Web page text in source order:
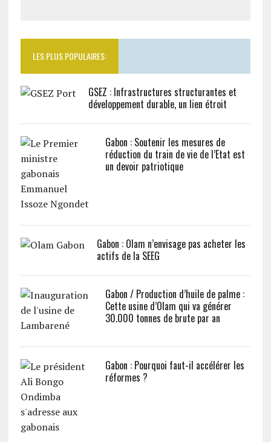
LES PLUS POPULAIRES:
GSEZ : Infrastructures structurantes et
développement durable, un lien étroit
Gabon : Soutenir les mesures de
réduction du train de vie de l’Etat est
un devoir patriotique
Gabon : Olam n’envisage pas acheter les
actifs de la SEEG
Gabon / Production d’huile de palme :
Cette usine d’Olam qui va générer
30.000 tonnes de brute par an
Gabon : Pourquoi faut-il accélérer les
réformes ?